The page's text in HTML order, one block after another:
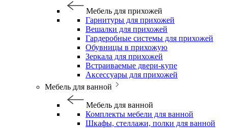
Мебель для прихожей
Гарнитуры для прихожей
Вешалки для прихожей
Гардеробные системы для прихожей
Обувницы в прихожую
Зеркала для прихожей
Встраиваемые двери-купе
Аксессуары для прихожей
Мебель для ванной
Мебель для ванной
Комплекты мебели для ванной
Шкафы, стеллажи, полки для ванной